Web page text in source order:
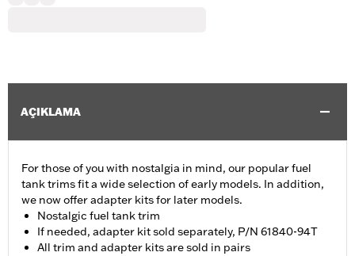
AÇIKLAMA
For those of you with nostalgia in mind, our popular fuel
tank trims fit a wide selection of early models. In addition,
we now offer adapter kits for later models.
Nostalgic fuel tank trim
If needed, adapter kit sold separately, P/N 61840-94T
All trim and adapter kits are sold in pairs